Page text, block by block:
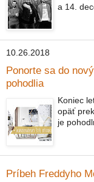
a 14.
10.26.2018
Ponorte sa do
pohodlia
Koniec
opäť
je
Príbeh Freddyho